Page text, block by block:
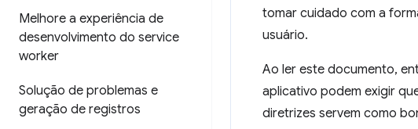
Melhore a experiência de
desenvolvimento do service
worker
Solução de problemas e
geração de registros
tomar cuidado com a
usuário.
Ao ler este documento,
aplicativo podem exigir
diretrizes servem como